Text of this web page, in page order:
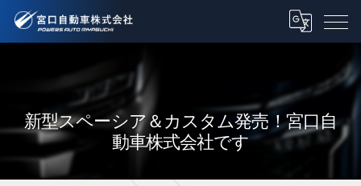
新型スペーシア＆カスタム発売！宮口自
動車株式会社です